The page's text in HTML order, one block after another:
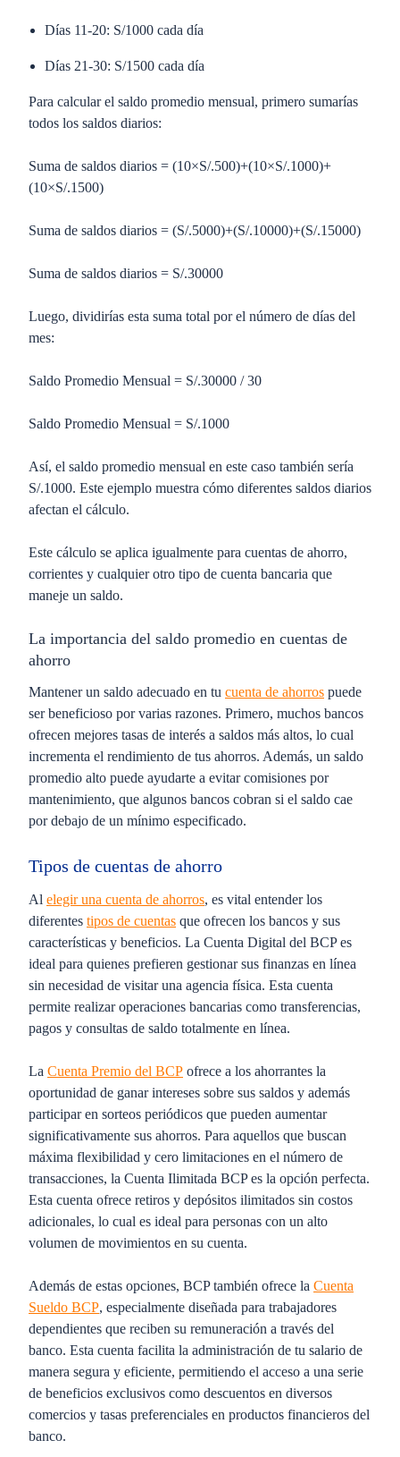
Días 11-20: S/1000 cada día
Días 21-30: S/1500 cada día
Para calcular el saldo promedio mensual, primero sumarías
todos los saldos diarios:
Suma de saldos diarios = (10×S/.500)+(10×S/.1000)+
(10×S/.1500)
Suma de saldos diarios = (S/.5000)+(S/.10000)+(S/.15000)
Suma de saldos diarios = S/.30000
Luego, dividirías esta suma total por el número de días del
mes:
Saldo Promedio Mensual = S/.30000 / 30
Saldo Promedio Mensual = S/.1000
Así, el saldo promedio mensual en este caso también sería
S/.1000. Este ejemplo muestra cómo diferentes saldos diarios
afectan el cálculo.
Este cálculo se aplica igualmente para cuentas de ahorro,
corrientes y cualquier otro tipo de cuenta bancaria que
maneje un saldo.
La importancia del saldo promedio en cuentas de
ahorro
Mantener un saldo adecuado en tu cuenta de ahorros puede
ser beneficioso por varias razones. Primero, muchos bancos
ofrecen mejores tasas de interés a saldos más altos, lo cual
incrementa el rendimiento de tus ahorros. Además, un saldo
promedio alto puede ayudarte a evitar comisiones por
mantenimiento, que algunos bancos cobran si el saldo cae
por debajo de un mínimo especificado.
Tipos de cuentas de ahorro
Al elegir una cuenta de ahorros, es vital entender los
diferentes tipos de cuentas que ofrecen los bancos y sus
características y beneficios. La Cuenta Digital del BCP es
ideal para quienes prefieren gestionar sus finanzas en línea
sin necesidad de visitar una agencia física. Esta cuenta
permite realizar operaciones bancarias como transferencias,
pagos y consultas de saldo totalmente en línea.
La Cuenta Premio del BCP ofrece a los ahorrantes la
oportunidad de ganar intereses sobre sus saldos y además
participar en sorteos periódicos que pueden aumentar
significativamente sus ahorros. Para aquellos que buscan
máxima flexibilidad y cero limitaciones en el número de
transacciones, la Cuenta Ilimitada BCP es la opción perfecta.
Esta cuenta ofrece retiros y depósitos ilimitados sin costos
adicionales, lo cual es ideal para personas con un alto
volumen de movimientos en su cuenta.
Además de estas opciones, BCP también ofrece la Cuenta
Sueldo BCP, especialmente diseñada para trabajadores
dependientes que reciben su remuneración a través del
banco. Esta cuenta facilita la administración de tu salario de
manera segura y eficiente, permitiendo el acceso a una serie
de beneficios exclusivos como descuentos en diversos
comercios y tasas preferenciales en productos financieros del
banco.